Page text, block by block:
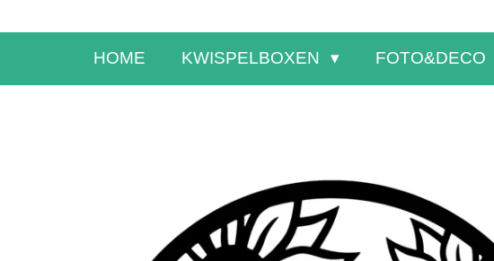
HOME KWISPELBOXEN FOTO&DECO